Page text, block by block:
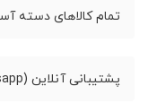
تمام کالاهای دسته
پشتیبانی آنلاین (whatsapp)